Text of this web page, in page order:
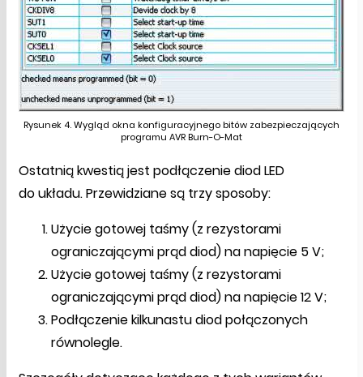
Rysunek 4. Wygląd okna konfiguracyjnego bitów zabezpieczających
programu AVR Burn-O-Mat
Ostatnią kwestią jest podłączenie diod LED
do układu. Przewidziane są trzy sposoby:
Użycie gotowej taśmy (z rezystorami
ograniczającymi prąd diod) na napięcie 5 V;
Użycie gotowej taśmy (z rezystorami
ograniczającymi prąd diod) na napięcie 12 V;
Podłączenie kilkunastu diod połączonych
równolegle.